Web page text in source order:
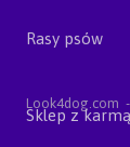
Rasy psów
Sklep z karmą
Look4dog.com